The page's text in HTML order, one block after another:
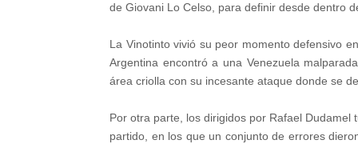
de Giovani Lo Celso, para definir desde dentro
La Vinotinto vivió su peor momento defensivo
Argentina encontró a una Venezuela
área criolla con su incesante ataque donde se
Por otra parte, los dirigidos por Rafael
partido, en los que un conjunto de errores